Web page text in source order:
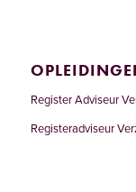
Register Adviseur
Registeradviseur